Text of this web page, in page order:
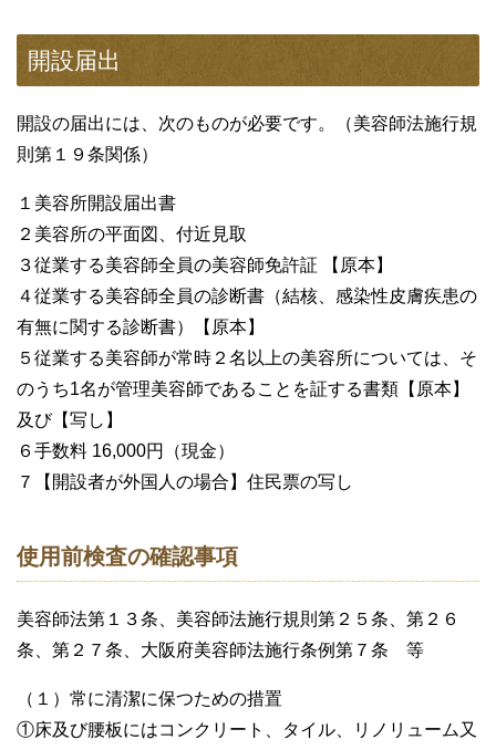
開設届出
開設の届出には、次のものが必要です。（美容師法施行規
則第１９条関係）
１美容所開設届出書
２美容所の平面図、付近見取
３従業する美容師全員の美容師免許証 【原本】
４従業する美容師全員の診断書（結核、感染性皮膚疾患の
有無に関する診断書）【原本】
５従業する美容師が常時２名以上の美容所については、そ
のうち1名が管理美容師であることを証する書類【原本】
及び【写し】
６手数料 16,000円（現金）
７【開設者が外国人の場合】住民票の写し
使用前検査の確認事項
美容師法第１３条、美容師法施行規則第２５条、第２６
条、第２７条、大阪府美容師法施行条例第７条 等
（１）常に清潔に保つための措置
①床及び腰板にはコンクリート、タイル、リノリューム又